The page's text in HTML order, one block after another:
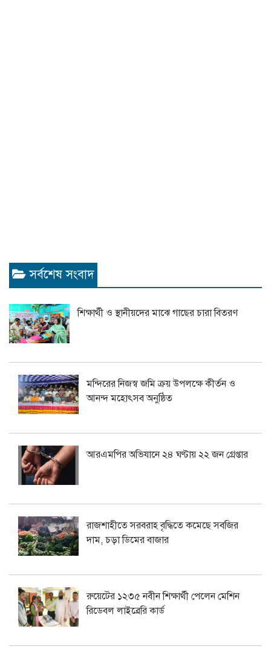
সর্বশেষ সংবাদ
শিক্ষার্থী ও স্থানীয়দের মাঝে গাছের চারা বিতরণ
মন্দিরের নিজস্ব জমি ক্রয় উপলক্ষে কীর্তন ও
আনন্দ মহোৎসব অনুষ্ঠিত
আরএমপির অভিযানে ২৪ ঘণ্টায় ২২ জন গ্রেপ্তার
রাজশাহীতে সরবরাহ বৃদ্ধিতে কমেছে সবজির
দাম, চড়া ডিমের বাজার
রুয়েটের ১২৩৫ নবীন শিক্ষার্থী পেলেন মেশিন
রিডেবল লাইব্রেরি কার্ড